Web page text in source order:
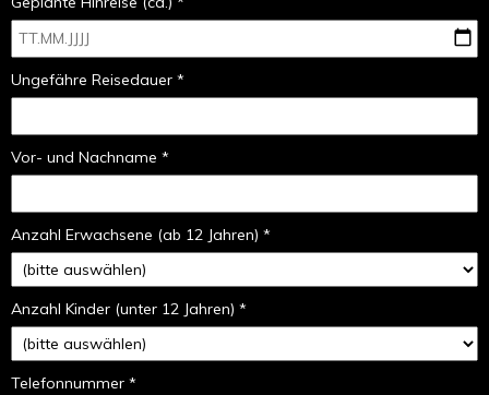
Ungefähre Reisedauer *
Vor- und Nachname *
Anzahl Erwachsene (ab 12 Jahren) *
Anzahl Kinder (unter 12 Jahren) *
Telefonnummer *